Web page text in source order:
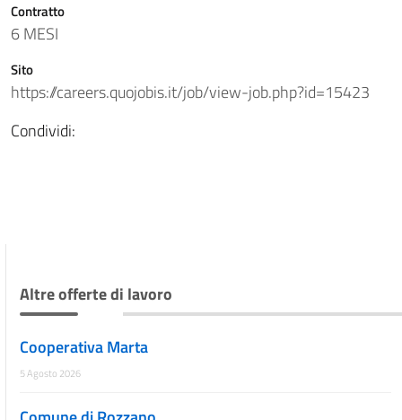
Contratto
6 MESI
Sito
https://careers.quojobis.it/job/view-job.php?id=15423
Condividi:
Altre offerte di lavoro
Cooperativa Marta
5 Agosto 2026